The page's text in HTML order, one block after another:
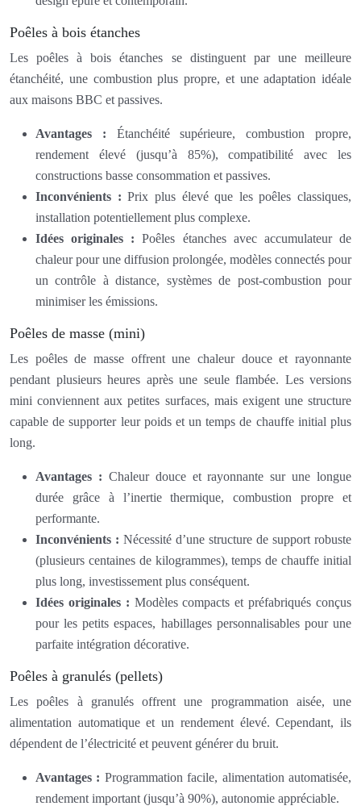
Poêles à bois étanches
Les poêles à bois étanches se distinguent par une meilleure
étanchéité, une combustion plus propre, et une adaptation idéale
aux maisons BBC et passives.
Avantages : Étanchéité supérieure, combustion propre,
rendement élevé (jusqu’à 85%), compatibilité avec les
constructions basse consommation et passives.
Inconvénients :Prix plus élevé que les poêles classiques,
installation potentiellement plus complexe.
Idées originales :Poêles étanches avec accumulateur de
chaleur pour une diffusion prolongée, modèles connectés pour
un contrôle à distance, systèmes de post-combustion pour
minimiser les émissions.
Poêles de masse (mini)
Les poêles de masse offrent une chaleur douce et rayonnante
pendant plusieurs heures après une seule flambée. Les versions
mini conviennent aux petites surfaces, mais exigent une structure
capable de supporter leur poids et un temps de chauffe initial plus
long.
Avantages : Chaleur douce et rayonnante sur une longue
durée grâce à l’inertie thermique, combustion propre et
performante.
Inconvénients : Nécessité d’une structure de support robuste
(plusieurs centaines de kilogrammes), temps de chauffe initial
plus long, investissement plus conséquent.
Idées originales : Modèles compacts et préfabriqués conçus
pour les petits espaces, habillages personnalisables pour une
parfaite intégration décorative.
Poêles à granulés (pellets)
Les poêles à granulés offrent une programmation aisée, une
alimentation automatique et un rendement élevé. Cependant, ils
dépendent de l’électricité et peuvent générer du bruit.
Avantages : Programmation facile, alimentation automatisée,
rendement important (jusqu’à 90%), autonomie appréciable.